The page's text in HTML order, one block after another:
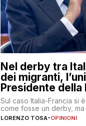
Nel derby tra
dei migranti,
Presidente
Sul caso Italia-Francia si
come fosse un derby,
LORENZO TOSA-OPINIONI